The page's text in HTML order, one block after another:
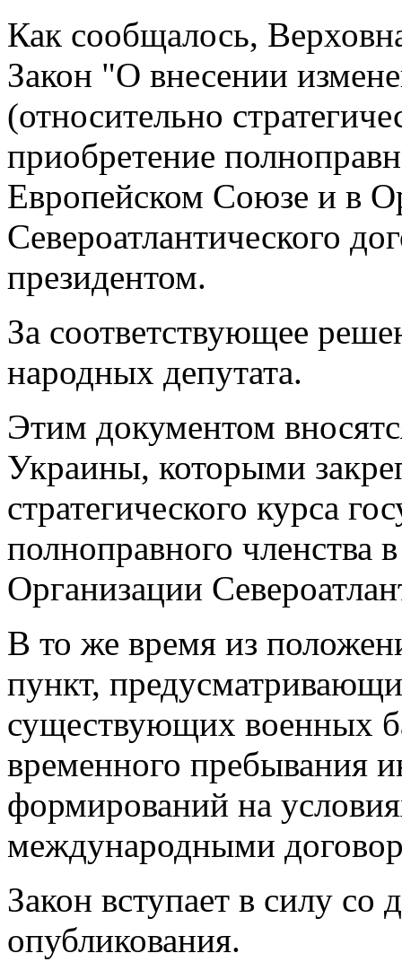
Как сообщалось,
Закон "О внесении
(относительно
приобретение
Европейском Союзе и в
Североатлантического
президентом.
За соответствующее
народных депутата.
Этим документом
Украины, которыми
стратегического курса
полноправного членства
Организации
В то же время из
пункт,
существующих военных
временного пребывания
формирований на
международными
Закон вступает в силу со
опубликования.